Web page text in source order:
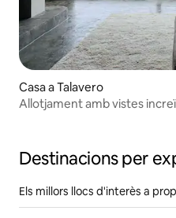
Casa a Talavero
Allotjament amb vistes
Destinacions per
Els millors llocs d'interès a